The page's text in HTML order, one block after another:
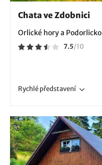
Chata ve Zdobnici
Orlické hory a Podorlicko
7.5/10
Rychlépředstavení